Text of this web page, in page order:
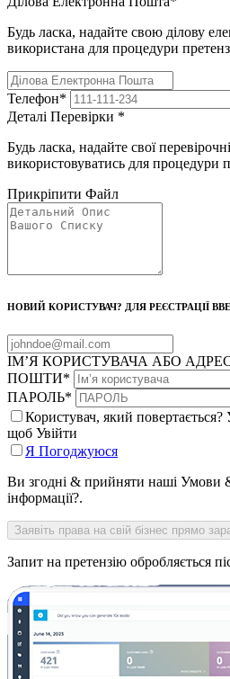
Будь ласка, надайте свою ділову
використана для процедури
Телефон*
Деталі Перевірки *
Будь ласка, надайте свої
використовуватись для процедури
Прикріпити Файл
НОВИЙ КОРИСТУВАЧ? ДЛЯ РЕЄСТРАЦІЇ
ІМ’Я КОРИСТУВАЧА АБО
ПОШТИ*
ПАРОЛЬ*
Користувач, який повертається?
щоб Увійти
Я Погоджуюся
Ви згодні & прийняти наші Умови
інформації?.
Запит на претензію обробляється